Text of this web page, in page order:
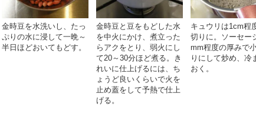
金時豆を水洗いし、たっ
ぷりの水に浸して一晩～
半日ほどおいてもどす。
金時豆と豆をもどした水
を中火にかけ、煮立った
らアクをとり、弱火にし
て20～30分ほど煮る。き
れいに仕上げるには、ち
ょうど良いくらいで火を
止め蓋をして予熱で仕上
げる。
キュウリは1cm程
切りに。ソーセー
mm程度の厚みで
りにして炒め、冷
おく。